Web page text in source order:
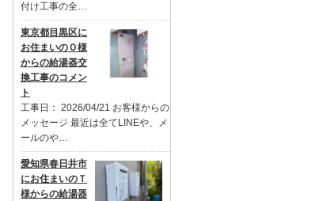
付け工事の全…
東京都目黒区に
お住まいのＯ様
からの給湯器交
換工事のコメン
ト
工事日： 2026/04/21 お客様からの
メッセージ 最近は全てLINEや、メ
ールのや…
愛知県春日井市
にお住まいのＴ
様からの給湯器